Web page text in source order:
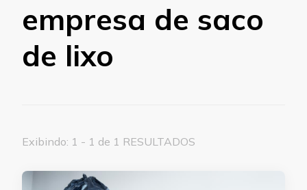
empresa de saco
de lixo
Exibindo: 1 - 1 de 1 RESULTADOS